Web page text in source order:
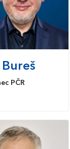
Bureš
PČR